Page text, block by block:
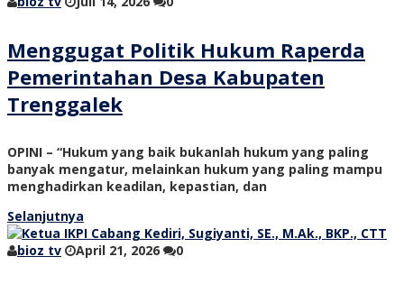
Menggugat Politik Hukum Raperda
Pemerintahan Desa Kabupaten
Trenggalek
OPINI – “Hukum yang baik bukanlah hukum yang paling
banyak mengatur, melainkan hukum yang paling mampu
menghadirkan keadilan, kepastian, dan
Selanjutnya
bioz tv
April 21, 2026 0